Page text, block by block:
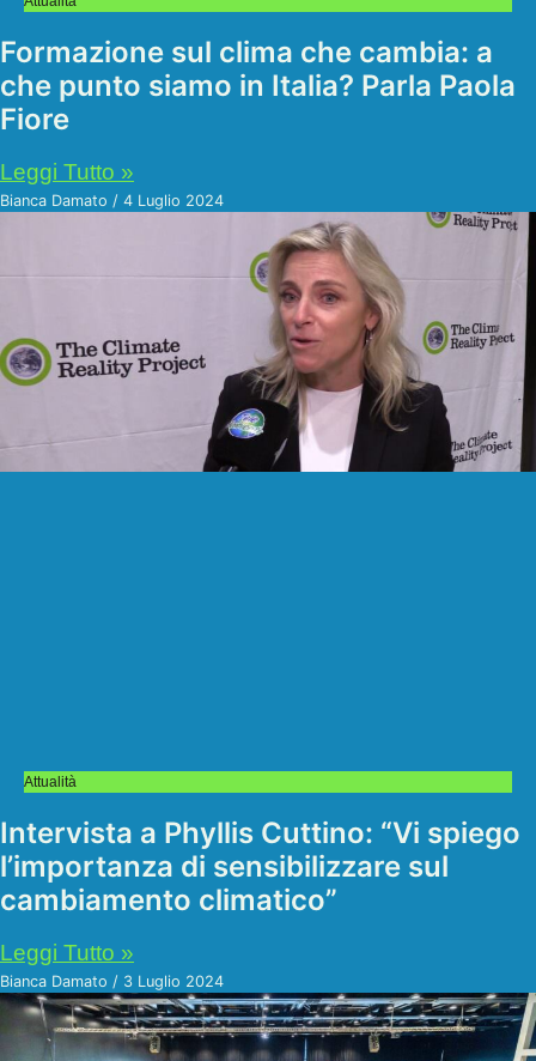
Formazione sul clima che cambia: a
che punto siamo in Italia? Parla Paola
Fiore
Leggi Tutto »
Bianca Damato 4 Luglio 2024
Attualità
Intervista a Phyllis Cuttino: “Vi spiego
l’importanza di sensibilizzare sul
cambiamento climatico”
Leggi Tutto »
Bianca Damato 3 Luglio 2024